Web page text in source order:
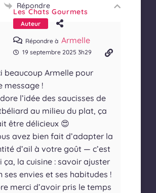
Répondre
Les Chats Gourmets
Auteur
Répondre à Armelle
19 septembre 2025 3h29
beaucoup Armelle pour
message !
l’idée des saucisses de
au milieu du plat, ça
être délicieux 😍
avez bien fait d’adapter la
d’ail à votre goût — c’est
ça, la cuisine : savoir ajuster
ses envies et ses habitudes !
merci d’avoir pris le temps